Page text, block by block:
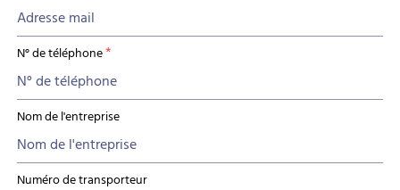
N° de téléphone*
Nom de l'entreprise
Numéro de transporteur